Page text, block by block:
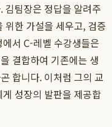
김팀장은 정답을 알려주
위한 가설을 세우고, 검증
서 C-레벨 수강생들은
결합하여 기존에는 생
합니다. 이처럼 그의 교
성장의 발판을 제공합